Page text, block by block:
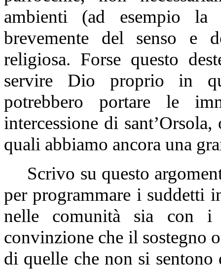
ambienti (ad esempio la
brevemente del senso e
religiosa. Forse questo
servire Dio proprio in
potrebbero portare le
intercessione di
quali abbiamo ancora una
Scrivo su questo
per programmare i suddetti
nelle comunità sia con
convinzione che il sostegno
di quelle che non si